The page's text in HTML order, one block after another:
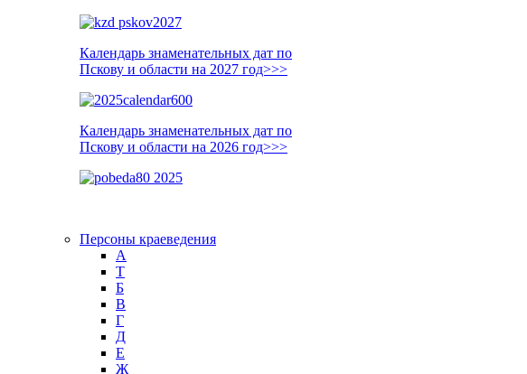
Календарь знаменательных дат по
Пскову и области на 2027 год>>>
Календарь знаменательных дат по
Пскову и области на 2026 год>>>
Персоны краеведения
А
T
Б
В
Г
Д
Е
Ж